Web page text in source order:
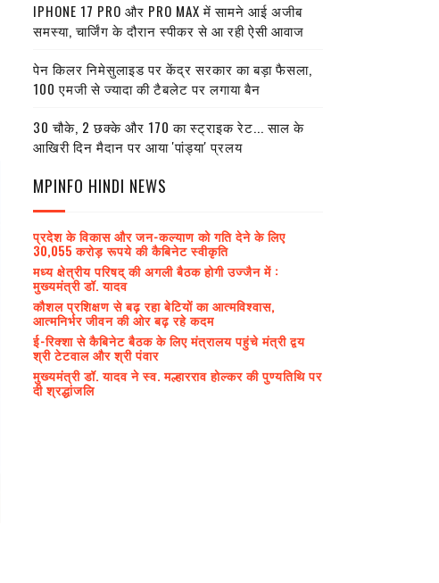
IPHONE 17 PRO और PRO MAX में सामने आई अजीब
समस्या, चार्जिंग के दौरान स्पीकर से आ रही ऐसी आवाज
पेन किलर निमेसुलाइड पर केंद्र सरकार का बड़ा फैसला,
100 एमजी से ज्यादा की टैबलेट पर लगाया बैन
30 चौके, 2 छक्के और 170 का स्ट्राइक रेट... साल के
आखिरी दिन मैदान पर आया 'पांड्या' प्रलय
MPINFO HINDI NEWS
प्रदेश के विकास और जन-कल्याण को गति देने के लिए
30,055 करोड़ रूपये की कैबिनेट स्वीकृति
मध्य क्षेत्रीय परिषद् की अगली बैठक होगी उज्जैन में :
मुख्यमंत्री डॉ. यादव
कौशल प्रशिक्षण से बढ़ रहा बेटियों का आत्मविश्वास,
आत्मनिर्भर जीवन की ओर बढ़ रहे कदम
ई-रिक्शा से कैबिनेट बैठक के लिए मंत्रालय पहुंचे मंत्री द्वय
श्री टेटवाल और श्री पंवार
मुख्यमंत्री डॉ. यादव ने स्व. मल्हारराव होल्कर की पुण्यतिथि पर
दी श्रद्धांजलि